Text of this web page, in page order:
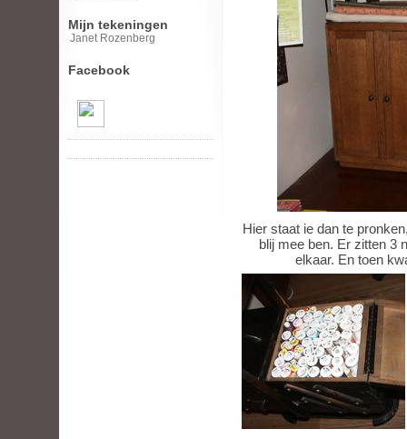
Mijn tekeningen
Janet Rozenberg
Facebook
Hier staat ie dan te
blij mee ben. Er zitten 3
elkaar. En toen